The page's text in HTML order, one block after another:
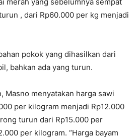
, dari Rp60.000 per kg menjadi
pokok yang dihasilkan dari
bahkan ada yang turun.
Masno menyatakan harga sawi
per kilogram menjadi Rp12.000
turun dari Rp15.000 per
per kilogram. “Harga bayam